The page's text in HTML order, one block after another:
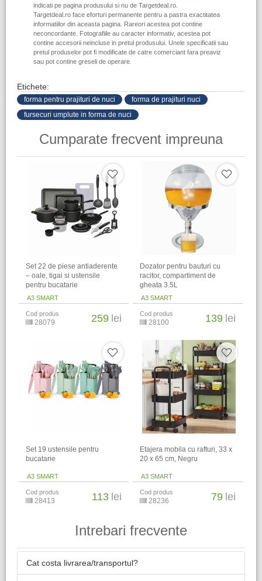
indicati pe pagina produsului si nu de Targetdeal.ro.
Targetdeal.ro face eforturi permanente pentru a pastra exactitatea
informatiilor din aceasta pagina. Rareori acestea pot contine
neconcordante. Fotografiile au caracter informativ, acestea pot
contine accesorii neincluse in pretul produsului. Unele specificatii sau
pretul produselor pot fi modificate de catre comerciant fara preaviz
sau pot contine greseli de operare.
Etichete:
forma pentru prajituri de nuci
forma de prajituri nuci
fursecuri umplute in forma de nuci
Cumparate frecvent impreuna
Set 22 de piese antiaderente
– oale, tigai si ustensile
pentru bucatarie
A3 SMART
Cod produs
28079 259 lei
Dozator pentru bauturi cu
racitor, compartiment de
gheata 3.5L
A3 SMART
Cod produs
28100 139 lei
Set 19 ustensile pentru
bucatarie
A3 SMART
Cod produs
28413 113 lei
Etajera mobila cu rafturi, 33 x
20 x 65 cm, Negru
A3 SMART
Cod produs
28236 79 lei
Intrebari frecvente
Cat costa livrarea/transportul?